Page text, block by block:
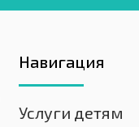
Навигация
Услуги детям